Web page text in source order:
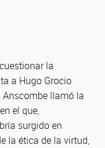
la
a Hugo Grocio
llamó la
el que,
surgido en
la ética de la virtud,